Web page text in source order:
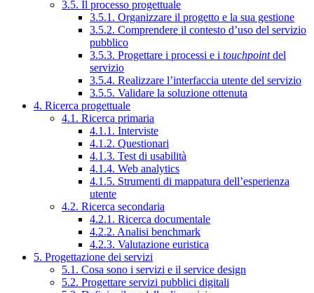
3.5. Il processo progettuale
3.5.1. Organizzare il progetto e la sua gestione
3.5.2. Comprendere il contesto d’uso del servizio
pubblico
3.5.3. Progettare i processi e i touchpointdel
servizio
3.5.4. Realizzare l’interfaccia utente del servizio
3.5.5. Validare la soluzione ottenuta
4. Ricerca progettuale
4.1. Ricerca primaria
4.1.1. Interviste
4.1.2. Questionari
4.1.3. Test di usabilità
4.1.4. Web analytics
4.1.5. Strumenti di mappatura dell’esperienza
utente
4.2. Ricerca secondaria
4.2.1. Ricerca documentale
4.2.2. Analisi benchmark
4.2.3. Valutazione euristica
5. Progettazione dei servizi
5.1. Cosa sono i servizi e il service design
5.2. Progettare servizi pubblici digitali